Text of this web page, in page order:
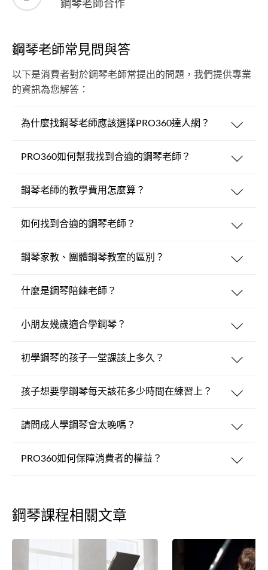
鋼琴老師合作
鋼琴老師常見問與答
以下是消費者對於鋼琴老師常提出的問題，我們提供專業
的資訊為您解答：
為什麼找鋼琴老師應該選擇PRO360達人網？
PRO360如何幫我找到合適的鋼琴老師？
鋼琴老師的教學費用怎麼算？
如何找到合適的鋼琴老師？
鋼琴家教、團體鋼琴教室的區別？
什麼是鋼琴陪練老師？
小朋友幾歲適合學鋼琴？
初學鋼琴的孩子一堂課該上多久？
孩子想要學鋼琴每天該花多少時間在練習上？
請問成人學鋼琴會太晚嗎？
PRO360如何保障消費者的權益？
鋼琴課程相關文章